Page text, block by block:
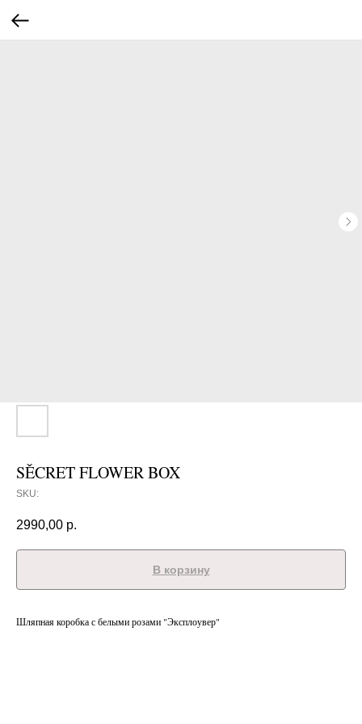
SĚCRET FLOWER BOX
SKU:
2990,00 р.
В корзину
Шляпная коробка с белыми розами "Эксплоувер"